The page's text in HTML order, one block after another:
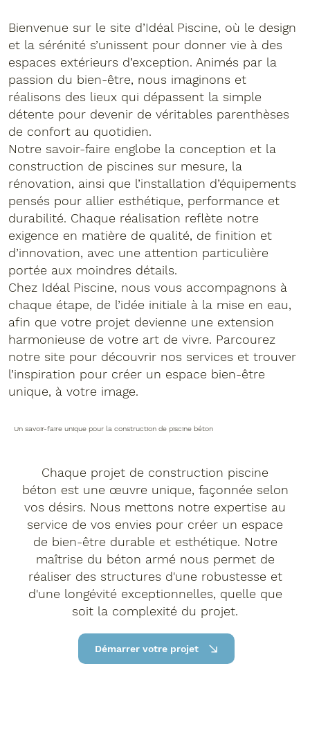
Bienvenue sur le site d’Idéal Piscine, où le design
et la sérénité s’unissent pour donner vie à des
espaces extérieurs d’exception. Animés par la
passion du bien-être, nous imaginons et
réalisons des lieux qui dépassent la simple
détente pour devenir de véritables parenthèses
de confort au quotidien.
Notre savoir-faire englobe la conception et la
construction de piscines sur mesure, la
rénovation, ainsi que l’installation d’équipements
pensés pour allier esthétique, performance et
durabilité. Chaque réalisation reflète notre
exigence en matière de qualité, de finition et
d’innovation, avec une attention particulière
portée aux moindres détails.
Chez Idéal Piscine, nous vous accompagnons à
chaque étape, de l’idée initiale à la mise en eau,
afin que votre projet devienne une extension
harmonieuse de votre art de vivre. Parcourez
notre site pour découvrir nos services et trouver
l’inspiration pour créer un espace bien-être
unique, à votre image.
Un savoir-faire unique pour la construction de piscine béton
Chaque projet de construction piscine
béton est une œuvre unique, façonnée selon
vos désirs. Nous mettons notre expertise au
service de vos envies pour créer un espace
de bien-être durable et esthétique. Notre
maîtrise du béton armé nous permet de
réaliser des structures d'une robustesse et
d'une longévité exceptionnelles, quelle que
soit la complexité du projet.
Démarrer votre projet